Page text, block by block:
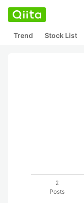
Trend Stock List
2
Posts